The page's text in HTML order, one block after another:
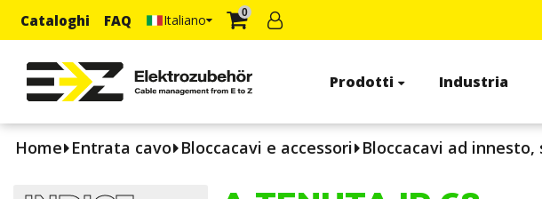
Cataloghi FAQ Italiano 0
Prodotti Industria
Home Entrata cavo Bloccacavi e accessori Bloccacavi ad innesto,